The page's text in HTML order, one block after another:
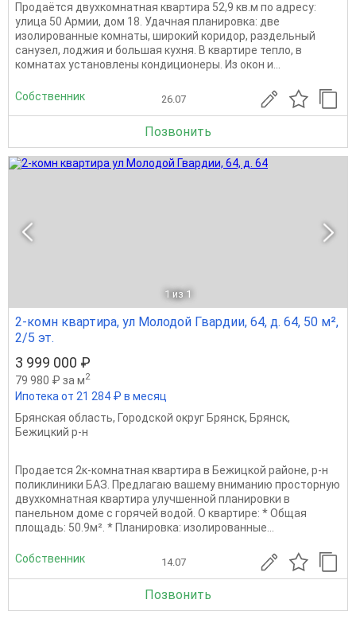
Продаётся двухкомнатная квартира 52,9 кв.м по адресу:
улица 50 Армии, дом 18. Удачная планировка: две
изолированные комнаты, широкий коридор, раздельный
санузел, лоджия и большая кухня. В квартире тепло, в
комнатах установлены кондиционеры. Из окон и...
Собственник 26.07
Позвонить
1 из 1
2-комн квартира, ул Молодой Гвардии, 64, д. 64, 50 м²,
2/5 эт.
3 999 000 ₽
79 980 ₽ за м2
Ипотека от 21 284 ₽ в месяц
Брянская область, Городской округ Брянск, Брянск,
Бежицкий р-н
Продается 2к-комнатная квартира в Бежицкой районе, р-н
поликлиники БАЗ. Предлагаю вашему вниманию просторную
двухкомнатная квартира улучшенной планировки в
панельном доме с горячей водой. О квартире: * Общая
площадь: 50.9м². * Планировка: изолированные...
Собственник 14.07
Позвонить